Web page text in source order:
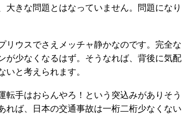
大きな問題とはなっていません。問題になり
リウスでさえメッチャ静かなのです。完全な
が少なくなるはず。そうなれば、背後に気配
いと考えられます。
転手はおらんやろ！という突込みがありそう
れば、日本の交通事故は一桁二桁少なくない